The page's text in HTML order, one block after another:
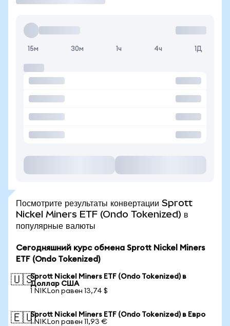
15м 30м 1ч 4ч 1Д
Посмотрите результаты конвертации Sprott
Nickel Miners ETF (Ondo Tokenized) в
популярные валюты
Сегодняшний курс обмена Sprott Nickel Miners
ETF (Ondo Tokenized)
🇺🇸Sprott Nickel Miners ETF (Ondo Tokenized) в
Доллар США
1 NIKLon равен 13,74 $
🇪🇺Sprott Nickel Miners ETF (Ondo Tokenized) в Евро
1 NIKLon равен 11,93 €